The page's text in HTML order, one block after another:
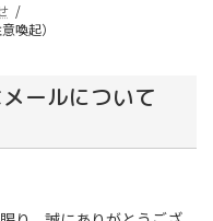
喚起）
ールについて